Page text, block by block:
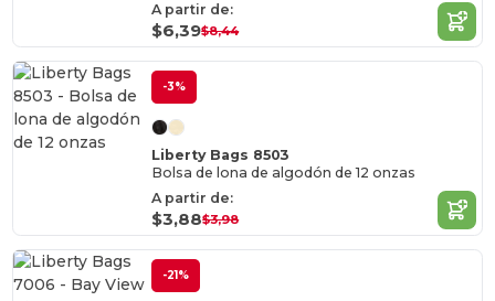
A partir de:
$6,39$8,44
-3%
Liberty Bags 8503
Bolsa de lona de algodón de 12 onzas
A partir de:
$3,88$3,98
-21%